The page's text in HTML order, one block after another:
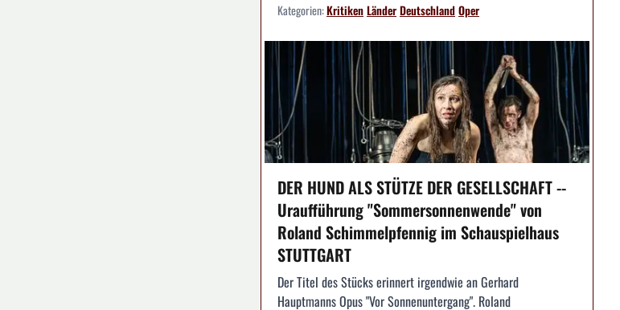
Kategorien:KritikenLänderDeutschlandOper
DER HUND ALS STÜTZE DER GESELLSCHAFT --
Uraufführung "Sommersonnenwende" von
Roland Schimmelpfennig im Schauspielhaus
STUTTGART
Der Titel des Stücks erinnert irgendwie an Gerhard
Hauptmanns Opus "Vor Sonnenuntergang". Roland